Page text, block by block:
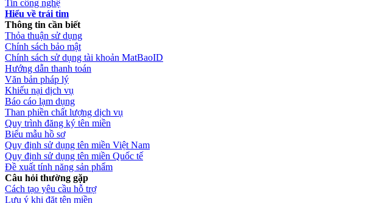
Tin công nghệ
Hiểu về trái tim
Thông tin cần biết
Thỏa thuận sử dụng
Chính sách bảo mật
Chính sách sử dụng tài khoản MatBaoID
Hướng dẫn thanh toán
Văn bản pháp lý
Khiếu nại dịch vụ
Báo cáo lạm dụng
Than phiền chất lượng dịch vụ
Quy trình đăng ký tên miền
Biểu mẫu hồ sơ
Quy định sử dụng tên miền Việt Nam
Quy định sử dụng tên miền Quốc tế
Đề xuất tính năng sản phẩm
Câu hỏi thường gặp
Cách tạo yêu cầu hỗ trợ
Lưu ý khi đặt tên miền